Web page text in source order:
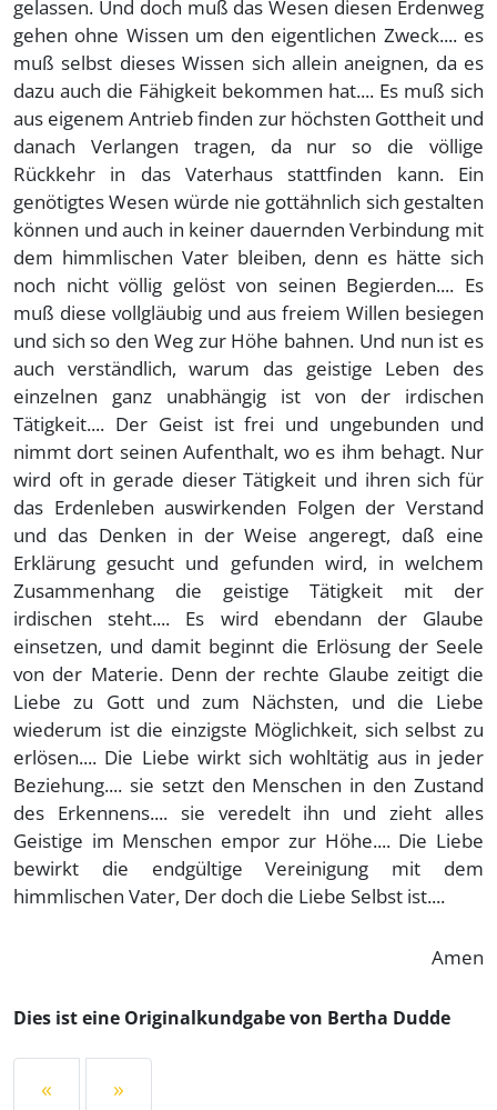
gelassen. Und doch muß das Wesen diesen Erdenweg
gehen ohne Wissen um den eigentlichen Zweck.... es
muß selbst dieses Wissen sich allein aneignen, da es
dazu auch die Fähigkeit bekommen hat.... Es muß sich
aus eigenem Antrieb finden zur höchsten Gottheit und
danach Verlangen tragen, da nur so die völlige
Rückkehr in das Vaterhaus stattfinden kann. Ein
genötigtes Wesen würde nie gottähnlich sich gestalten
können und auch in keiner dauernden Verbindung mit
dem himmlischen Vater bleiben, denn es hätte sich
noch nicht völlig gelöst von seinen Begierden.... Es
muß diese vollgläubig und aus freiem Willen besiegen
und sich so den Weg zur Höhe bahnen. Und nun ist es
auch verständlich, warum das geistige Leben des
einzelnen ganz unabhängig ist von der irdischen
Tätigkeit.... Der Geist ist frei und ungebunden und
nimmt dort seinen Aufenthalt, wo es ihm behagt. Nur
wird oft in gerade dieser Tätigkeit und ihren sich für
das Erdenleben auswirkenden Folgen der Verstand
und das Denken in der Weise angeregt, daß eine
Erklärung gesucht und gefunden wird, in welchem
Zusammenhang die geistige Tätigkeit mit der
irdischen steht.... Es wird ebendann der Glaube
einsetzen, und damit beginnt die Erlösung der Seele
von der Materie. Denn der rechte Glaube zeitigt die
Liebe zu Gott und zum Nächsten, und die Liebe
wiederum ist die einzigste Möglichkeit, sich selbst zu
erlösen.... Die Liebe wirkt sich wohltätig aus in jeder
Beziehung.... sie setzt den Menschen in den Zustand
des Erkennens.... sie veredelt ihn und zieht alles
Geistige im Menschen empor zur Höhe.... Die Liebe
bewirkt die endgültige Vereinigung mit dem
himmlischen Vater, Der doch die Liebe Selbst ist....
Amen
Dies ist eine Originalkundgabe von Bertha Dudde
« »